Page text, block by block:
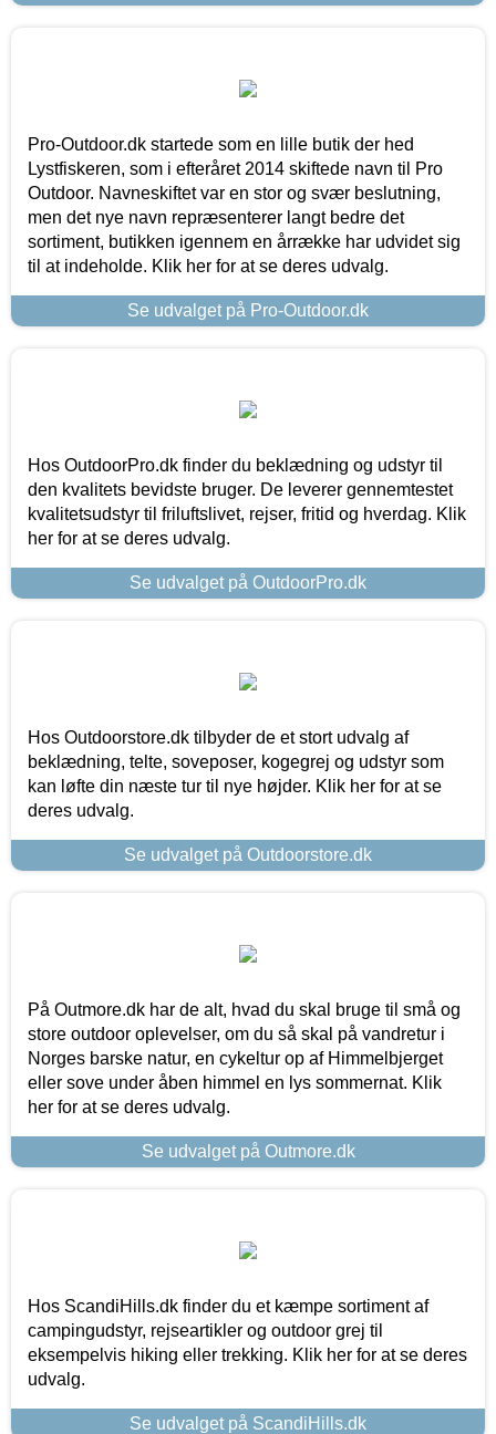
Pro-Outdoor.dk startede som en lille butik der hed
Lystfiskeren, som i efteråret 2014 skiftede navn til Pro
Outdoor. Navneskiftet var en stor og svær beslutning,
men det nye navn repræsenterer langt bedre det
sortiment, butikken igennem en årrække har udvidet sig
til at indeholde. Klik her for at se deres udvalg.
Se udvalget på Pro-Outdoor.dk
Hos OutdoorPro.dk finder du beklædning og udstyr til
den kvalitets bevidste bruger. De leverer gennemtestet
kvalitetsudstyr til friluftslivet, rejser, fritid og hverdag. Klik
her for at se deres udvalg.
Se udvalget på OutdoorPro.dk
Hos Outdoorstore.dk tilbyder de et stort udvalg af
beklædning, telte, soveposer, kogegrej og udstyr som
kan løfte din næste tur til nye højder. Klik her for at se
deres udvalg.
Se udvalget på Outdoorstore.dk
På Outmore.dk har de alt, hvad du skal bruge til små og
store outdoor oplevelser, om du så skal på vandretur i
Norges barske natur, en cykeltur op af Himmelbjerget
eller sove under åben himmel en lys sommernat. Klik
her for at se deres udvalg.
Se udvalget på Outmore.dk
Hos ScandiHills.dk finder du et kæmpe sortiment af
campingudstyr, rejseartikler og outdoor grej til
eksempelvis hiking eller trekking. Klik her for at se deres
udvalg.
Se udvalget på ScandiHills.dk